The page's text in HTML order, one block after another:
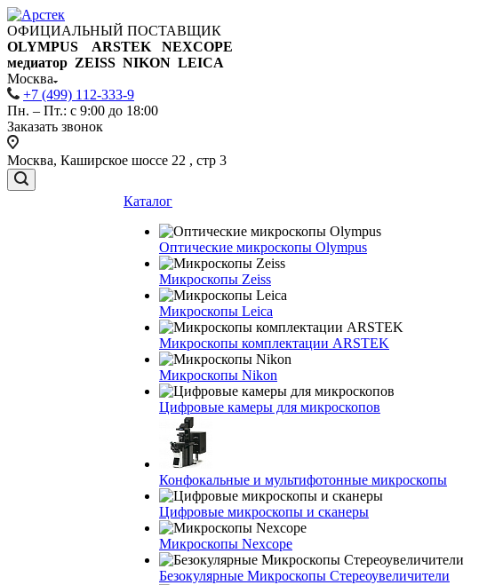
ОФИЦИАЛЬНЫЙ ПОСТАВЩИК
OLYMPUS ARSTEK NEXCOPE
медиатор ZEISS NIKON LEICA
Москва
+7 (499) 112-333-9
Пн. – Пт.: с 9:00 до 18:00
Заказать звонок
Москва, Каширское шоссе 22 , стр 3
Каталог
Оптические микроскопы Olympus
Микроскопы Zeiss
Микроскопы Leica
Микроскопы комплектации ARSTEK
Микроскопы Nikon
Цифровые камеры для микроскопов
Конфокальные и мультифотонные микроскопы
Цифровые микроскопы и сканеры
Микроскопы Nexcope
Безокулярные Микроскопы Стереоувеличители